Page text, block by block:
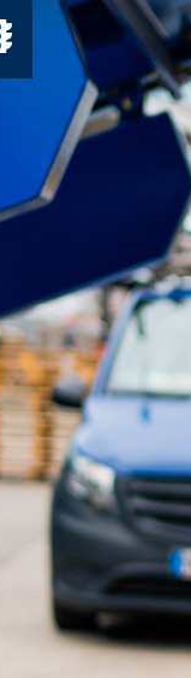
Übersicht